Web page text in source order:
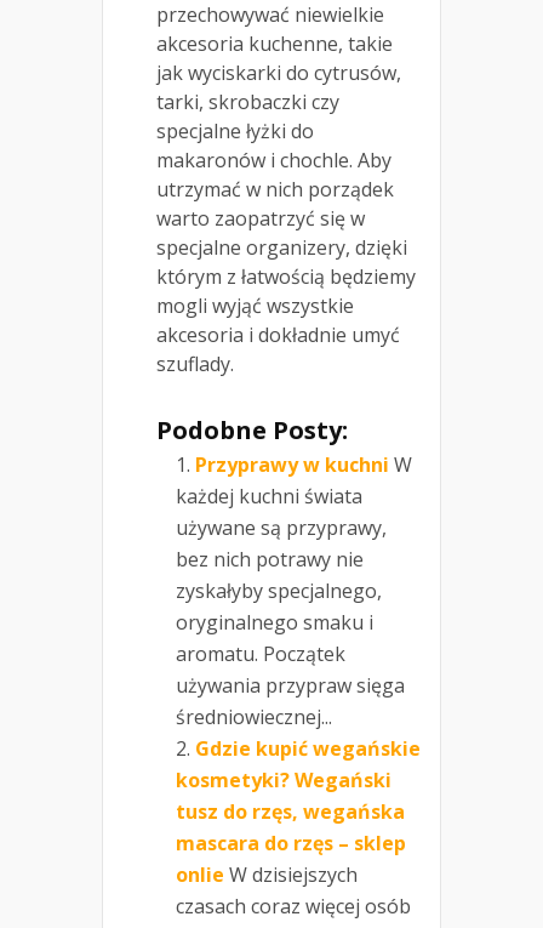
przechowywać niewielkie
akcesoria kuchenne, takie
jak wyciskarki do cytrusów,
tarki, skrobaczki czy
specjalne łyżki do
makaronów i chochle. Aby
utrzymać w nich porządek
warto zaopatrzyć się w
specjalne organizery, dzięki
którym z łatwością będziemy
mogli wyjąć wszystkie
akcesoria i dokładnie umyć
szuflady.
Podobne Posty:
Przyprawy w kuchni W
każdej kuchni świata
używane są przyprawy,
bez nich potrawy nie
zyskałyby specjalnego,
oryginalnego smaku i
aromatu. Początek
używania przypraw sięga
średniowiecznej...
Gdzie kupić wegańskie
kosmetyki? Wegański
tusz do rzęs, wegańska
mascara do rzęs – sklep
onlie W dzisiejszych
czasach coraz więcej osób